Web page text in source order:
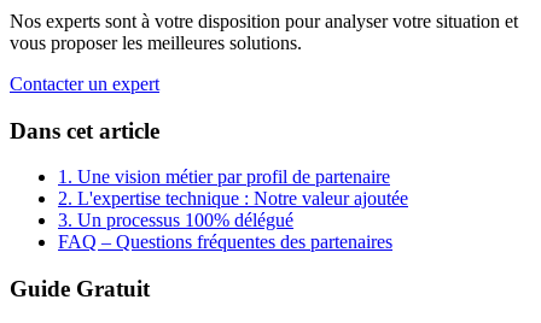
Nos experts sont à votre disposition pour analyser votre situation et
vous proposer les meilleures solutions.
Contacter un expert
Dans cet article
1. Une vision métier par profil de partenaire
2. L'expertise technique : Notre valeur ajoutée
3. Un processus 100% délégué
FAQ – Questions fréquentes des partenaires
Guide Gratuit